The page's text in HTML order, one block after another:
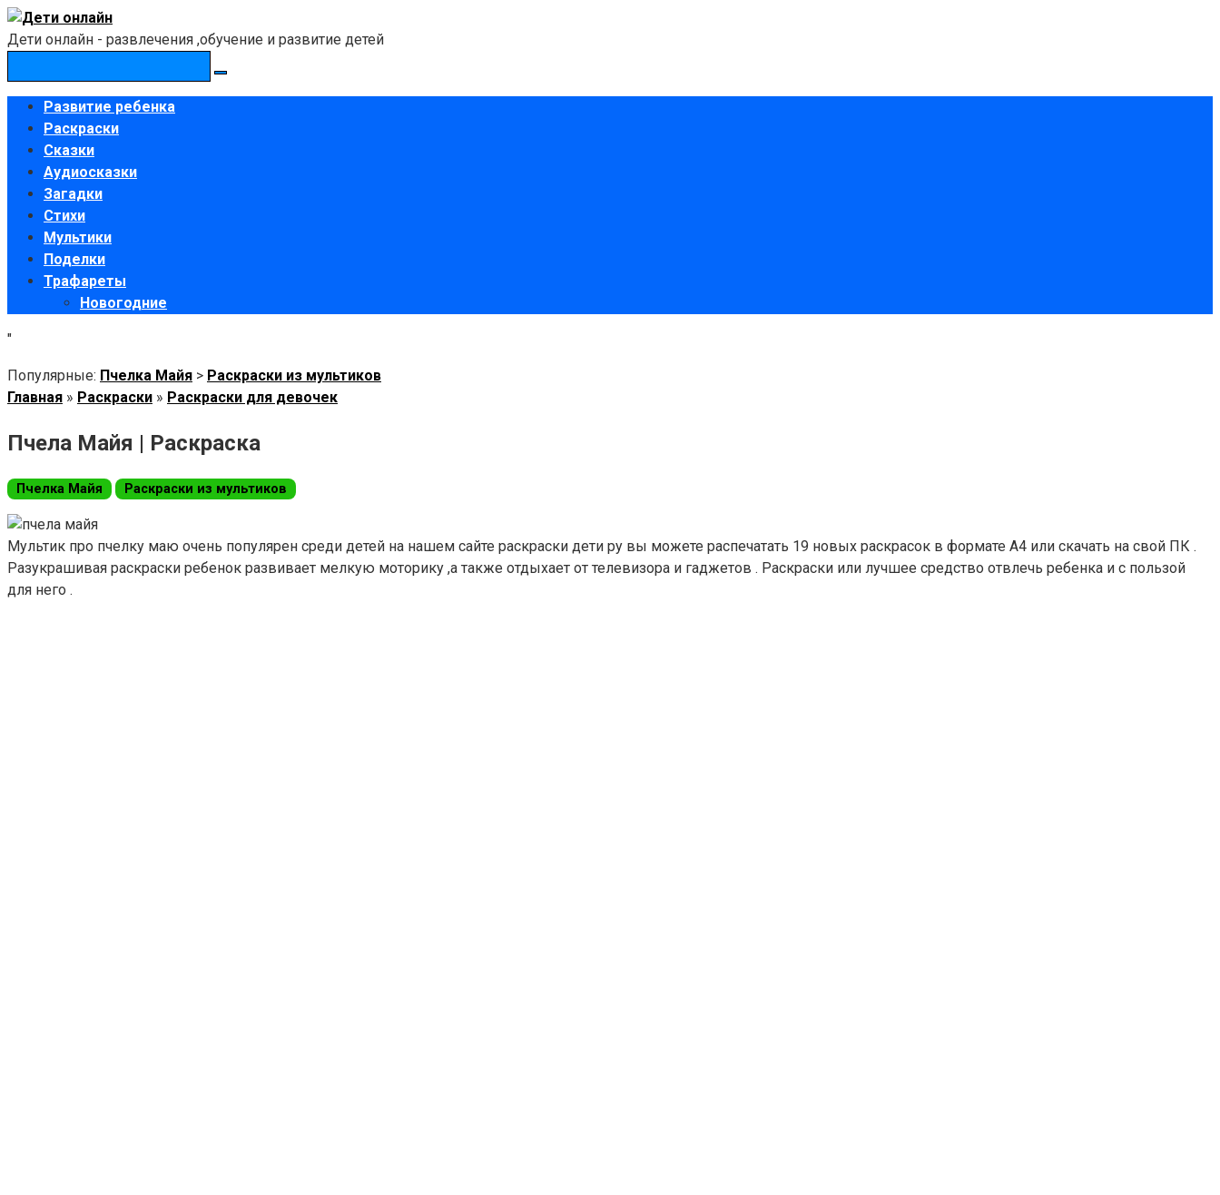
Перейти
к
Дети онлайн - развлечения ,обучение и развитие детей
Развитие ребенка
Раскраски
Сказки
Аудиосказки
Загадки
Стихи
Мультики
Поделки
Трафареты
Новогодние
"
Популярные: Пчелка Майя > Раскраски из мультиков
Главная » Раскраски » Раскраски для девочек
Пчела Майя | Раскраска
Пчелка Майя Раскраски из мультиков
Мультик про пчелку маю очень популярен среди детей на нашем сайте раскраски дети ру вы можете распечатать 19 новых раскрасок в формате А4 или скачать на свой ПК .
Разукрашивая раскраски ребенок развивает мелкую моторику ,а также отдыхает от телевизора и гаджетов . Раскраски или лучшее средство отвлечь ребенка и с пользой
для него .